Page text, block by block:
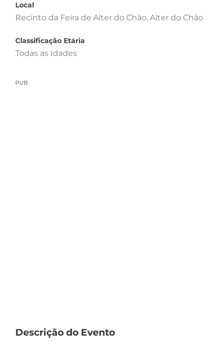
Local
Recinto da Feira de Alter do Chão, Alter do Chão
Classificação Etária
Todas as Idades
PUB
Descrição do Evento